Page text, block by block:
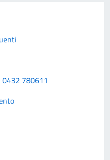
0432 780611